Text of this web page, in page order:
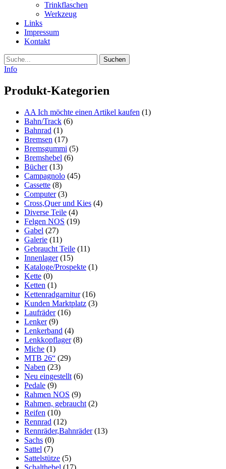
Trinkflaschen
Werkzeug
Links
Impressum
Kontakt
Suche
Info
Produkt-Kategorien
AA Ich möchte einen Artikel kaufen (1)
Bahn/Track (6)
Bahnrad (1)
Bremsen (17)
Bremsgummi (5)
Bremshebel (6)
Bücher (13)
Campagnolo (45)
Cassette (8)
Computer (3)
Cross,Quer und Kies (4)
Diverse Teile (4)
Felgen NOS (19)
Gabel (27)
Galerie (11)
Gebraucht Teile (11)
Innenlager (15)
Kataloge/Prospekte (1)
Kette (0)
Ketten (1)
Kettenradgarnitur (16)
Kunden Marktplatz (3)
Laufräder (16)
Lenker (9)
Lenkerband (4)
Lenkkopflager (8)
Miche (1)
MTB 26“ (29)
Naben (23)
Neu eingestellt (6)
Pedale (9)
Rahmen NOS (9)
Rahmen, gebraucht (2)
Reifen (10)
Rennrad (12)
Rennräder,Bahnräder (13)
Sachs (0)
Sattel (7)
Sattelstütze (5)
Schalthebel (17)